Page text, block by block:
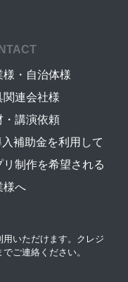
様・自治体様
関連会社様
・講演依頼
入補助金を利用して
リ制作を希望される
様へ
いただけます。クレジ
ご連絡ください。